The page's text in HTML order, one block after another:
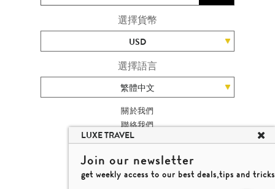
選擇貨幣
USD
選擇語言
繁體中文
關於我們
聯絡我們
加入我們
旅遊網站地圖
楊廸深品味遊
LUXE TRAVEL
Join our newsletter
get weekly access to our best deals,tips and tricks